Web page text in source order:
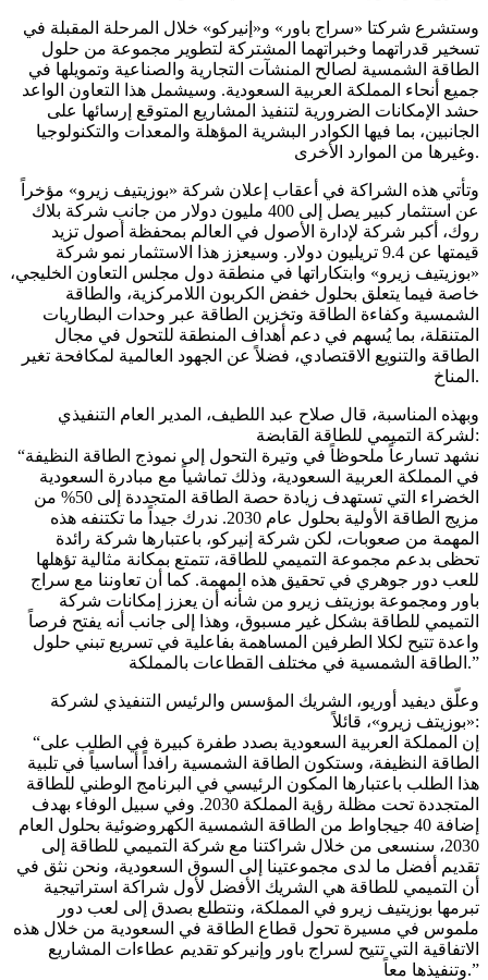
وستشرع شركتا «سراج باور» و«إنيركو» خلال المرحلة المقبلة في
تسخير قدراتهما وخبراتهما المشتركة لتطوير مجموعة من حلول
الطاقة الشمسية لصالح المنشآت التجارية والصناعية وتمويلها في
جميع أنحاء المملكة العربية السعودية. وسيشمل هذا التعاون الواعد
حشد الإمكانات الضرورية لتنفيذ المشاريع المتوقع إرسائها على
الجانبين، بما فيها الكوادر البشرية المؤهلة والمعدات والتكنولوجيا
وغيرها من الموارد الأخرى.
وتأتي هذه الشراكة في أعقاب إعلان شركة «بوزيتيف زيرو» مؤخراً
عن استثمار كبير يصل إلى 400 مليون دولار من جانب شركة بلاك
روك، أكبر شركة لإدارة الأصول في العالم بمحفظة أصول تزيد
قيمتها عن 9.4 تريليون دولار. وسيعزز هذا الاستثمار نمو شركة
«بوزيتيف زيرو» وابتكاراتها في منطقة دول مجلس التعاون الخليجي،
خاصة فيما يتعلق بحلول خفض الكربون اللامركزية، والطاقة
الشمسية وكفاءة الطاقة وتخزين الطاقة عبر وحدات البطاريات
المتنقلة، بما يُسهم في دعم أهداف المنطقة للتحول في مجال
الطاقة والتنويع الاقتصادي، فضلاً عن الجهود العالمية لمكافحة تغير
المناخ.
وبهذه المناسبة، قال صلاح عبد اللطيف، المدير العام التنفيذي
لشركة التميمي للطاقة القابضة:
“نشهد تسارعاً ملحوظاً في وتيرة التحول إلى نموذج الطاقة النظيفة
في المملكة العربية السعودية، وذلك تماشياً مع مبادرة السعودية
الخضراء التي تستهدف زيادة حصة الطاقة المتجددة إلى 50% من
مزيج الطاقة الأولية بحلول عام 2030. ندرك جيداً ما تكتنفه هذه
المهمة من صعوبات، لكن شركة إنيركو، باعتبارها شركة رائدة
تحظى بدعم مجموعة التميمي للطاقة، تتمتع بمكانة مثالية تؤهلها
للعب دور جوهري في تحقيق هذه المهمة. كما أن تعاوننا مع سراج
باور ومجموعة بوزيتف زيرو من شأنه أن يعزز إمكانات شركة
التميمي للطاقة بشكل غير مسبوق، وهذا إلى جانب أنه يفتح فرصاً
واعدة تتيح لكلا الطرفين المساهمة بفاعلية في تسريع تبني حلول
الطاقة الشمسية في مختلف القطاعات بالمملكة.”
وعلّق ديفيد أوريو، الشريك المؤسس والرئيس التنفيذي لشركة
«بوزيتف زيرو»، قائلاً:
“إن المملكة العربية السعودية بصدد طفرة كبيرة في الطلب على
الطاقة النظيفة، وستكون الطاقة الشمسية رافداً أساسياً في تلبية
هذا الطلب باعتبارها المكون الرئيسي في البرنامج الوطني للطاقة
المتجددة تحت مظلة رؤية المملكة 2030. وفي سبيل الوفاء بهدف
إضافة 40 جيجاواط من الطاقة الشمسية الكهروضوئية بحلول العام
2030، سنسعى من خلال شراكتنا مع شركة التميمي للطاقة إلى
تقديم أفضل ما لدى مجموعتينا إلى السوق السعودية، ونحن نثق في
أن التميمي للطاقة هي الشريك الأفضل لأول شراكة استراتيجية
تبرمها بوزيتيف زيرو في المملكة، ونتطلع بصدق إلى لعب دور
ملموس في مسيرة تحول قطاع الطاقة في السعودية من خلال هذه
الاتفاقية التي تتيح لسراج باور وإنيركو تقديم عطاءات المشاريع
وتنفيذها معاً.”